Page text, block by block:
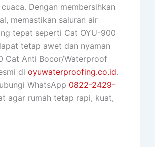
Dengan membersihkan
memastikan saluran air
tepat seperti Cat OYU-900
tetap awet dan nyaman
Cat Anti Bocor/Waterproof
di oyuwaterproofing.co.id.
WhatsApp 0822-2429-
agar rumah tetap rapi, kuat,